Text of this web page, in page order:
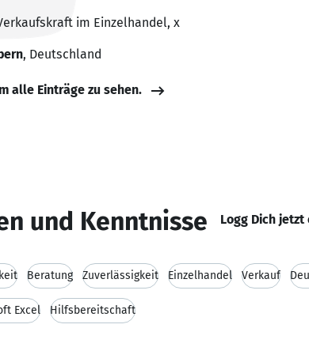
im Einzelhandel, x
, Deutschland
alle Einträge zu sehen.
und Kenntnisse Logg Dich
Beratung Zuverlässigkeit Einzelhandel Verkauf
Excel Hilfsbereitschaft